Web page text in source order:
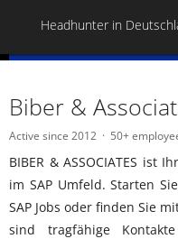
Headhunter in
Biber &
Active since 2012 50+
BIBER & ASSOCIATES ist
im SAP Umfeld. Starten
SAP Jobs oder finden Sie
sind tragfähige